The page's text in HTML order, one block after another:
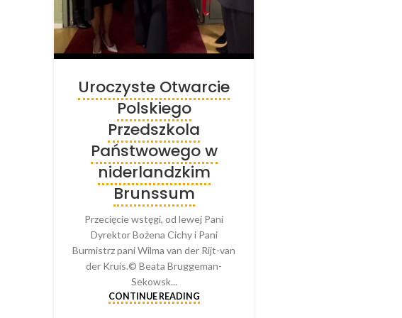
Uroczyste Otwarcie
Polskiego
Przedszkola
Państwowego w
niderlandzkim
Brunssum
Przecięcie wstęgi, od lewej Pani
Dyrektor Bożena Cichy i Pani
Burmistrz pani Wilma van der Rijt-van
der Kruis.© Beata Bruggeman-
Sekowsk...
CONTINUE READING